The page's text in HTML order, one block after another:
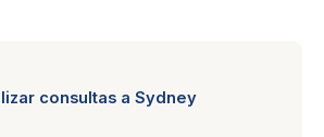
consultas a Sydney